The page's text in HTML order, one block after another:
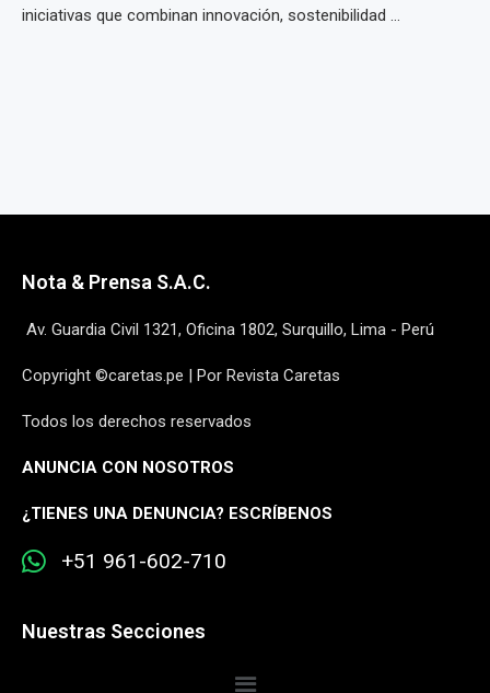
iniciativas que combinan innovación, sostenibilidad ...
Nota & Prensa S.A.C.
Av. Guardia Civil 1321, Oficina 1802, Surquillo, Lima - Perú
Copyright ©caretas.pe | Por Revista Caretas
Todos los derechos reservados
ANUNCIA CON NOSOTROS
¿TIENES UNA DENUNCIA? ESCRÍBENOS
+51 961-602-710
Nuestras Secciones